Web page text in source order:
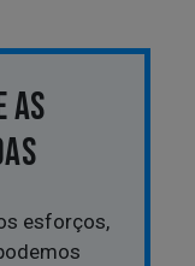
AS
esforços,